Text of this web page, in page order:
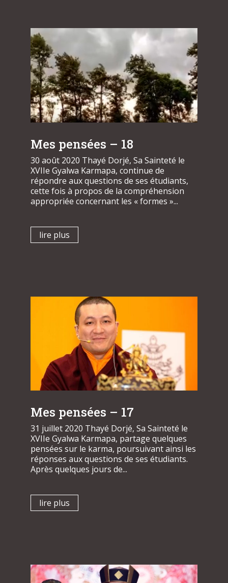
Mes pensées – 18
30 août 2020 Thayé Dorjé, Sa Sainteté le
XVIIe Gyalwa Karmapa, continue de
répondre aux questions de ses étudiants,
cette fois à propos de la compréhension
appropriée concernant les « formes »...
lire plus
Mes pensées – 17
31 juillet 2020 Thayé Dorjé, Sa Sainteté le
XVIIe Gyalwa Karmapa, partage quelques
pensées sur le karma, poursuivant ainsi les
réponses aux questions de ses étudiants.
Après quelques jours de...
lire plus